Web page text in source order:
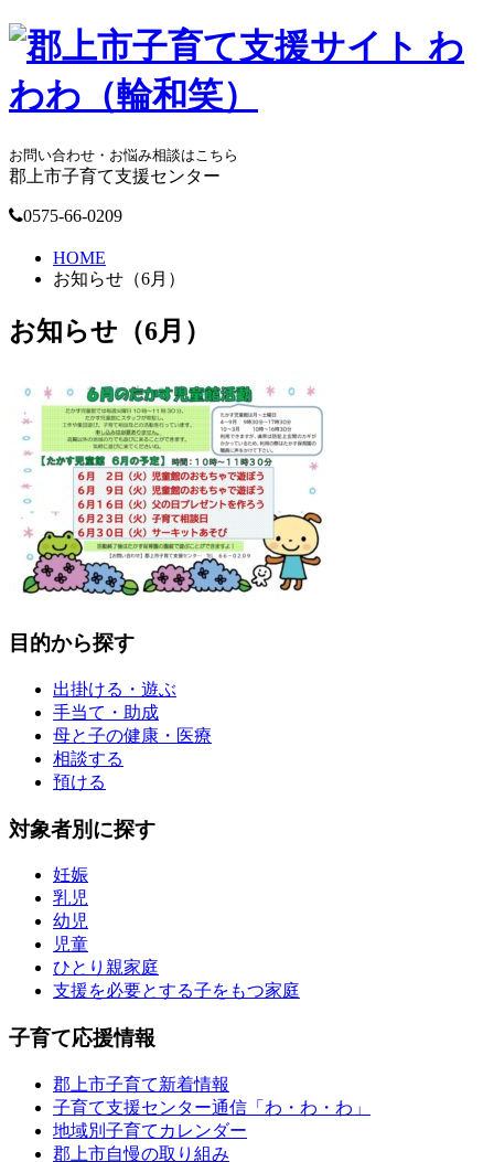
お問い合わせ・お悩み相談はこちら
郡上市子育て支援センター
0575-66-0209
HOME
お知らせ（6月）
お知らせ（6月）
目的から探す
出掛ける・遊ぶ
手当て・助成
母と子の健康・医療
相談する
預ける
対象者別に探す
妊娠
乳児
幼児
児童
ひとり親家庭
支援を必要とする子をもつ家庭
子育て応援情報
郡上市子育て新着情報
子育て支援センター通信「わ・わ・わ」
地域別子育てカレンダー
郡上市自慢の取り組み